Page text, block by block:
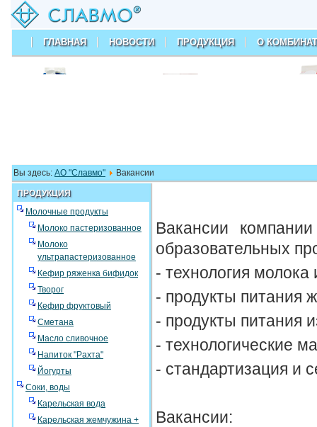
АО "Славмо"
ГЛАВНАЯ НОВОСТИ ПРОДУКЦИЯ О
Вы здесь: АО "Славмо" Вакансии
ПРОДУКЦИЯ
Молочные продукты
Молоко пастеризованное
Молоко
ультрапастеризованное
Кефир ряженка бифидок
Творог
Кефир фруктовый
Сметана
Масло сливочное
Напиток "Рахта"
Йогурты
Соки, воды
Карельская вода
Карельская жемчужина +
Вакансии
образовательных
- технология
- продукты питания
- продукты питания
- технологические
- стандартизация и
Вакансии: